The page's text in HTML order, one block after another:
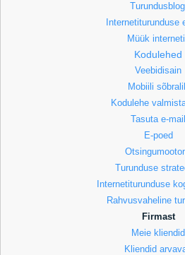
Internetiturunduse
Müük
Kodulehed
Veebidisain
Mobiili
Kodulehe
Tasuta e-mail
E-poed
Turunduse
Internetiturunduse
Rahvusvaheline
Firmast
Meie kliendid
Kliendid